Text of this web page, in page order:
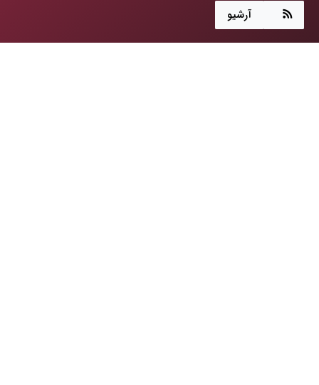
طراحی سایت: فراتر از رنگ و فرم، ساخت پنجره‌ای به
آینده کسب‌وکارتان!
آرشیو